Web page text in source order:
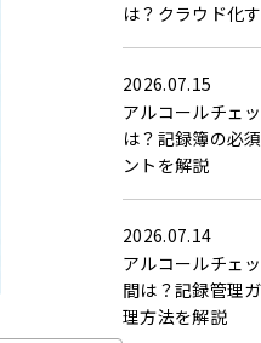
は？クラウド化
2026.07.15
アルコールチェ
は？記録簿の必
ントを解説
2026.07.14
アルコールチェ
間は？記録管理
理方法を解説